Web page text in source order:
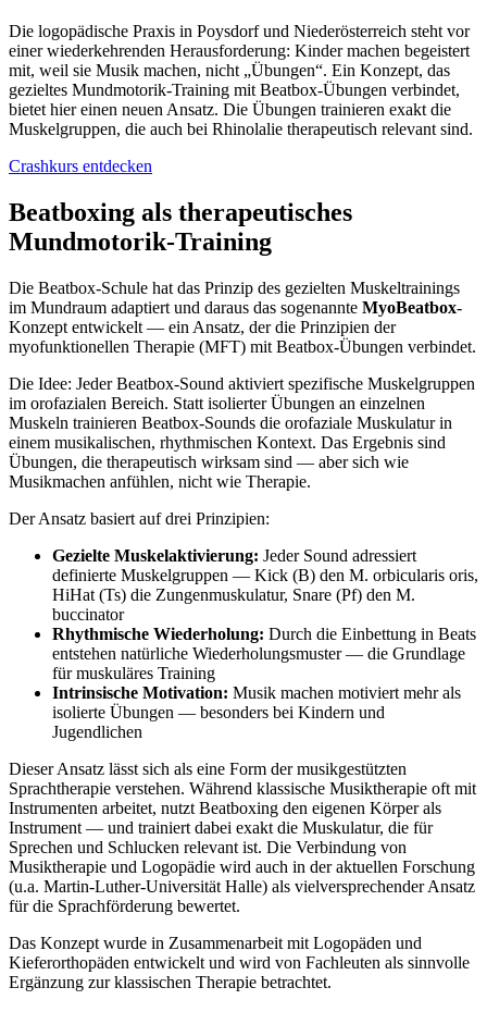
Die logopädische Praxis in Poysdorf und Niederösterreich steht vor
einer wiederkehrenden Herausforderung: Kinder machen begeistert
mit, weil sie Musik machen, nicht „Übungen“. Ein Konzept, das
gezieltes Mundmotorik-Training mit Beatbox-Übungen verbindet,
bietet hier einen neuen Ansatz. Die Übungen trainieren exakt die
Muskelgruppen, die auch bei Rhinolalie therapeutisch relevant sind.
Crashkurs entdecken
Beatboxing als therapeutisches
Mundmotorik-Training
Die Beatbox-Schule hat das Prinzip des gezielten Muskeltrainings
im Mundraum adaptiert und daraus das sogenannte MyoBeatbox-
Konzept entwickelt — ein Ansatz, der die Prinzipien der
myofunktionellen Therapie (MFT) mit Beatbox-Übungen verbindet.
Die Idee: Jeder Beatbox-Sound aktiviert spezifische Muskelgruppen
im orofazialen Bereich. Statt isolierter Übungen an einzelnen
Muskeln trainieren Beatbox-Sounds die orofaziale Muskulatur in
einem musikalischen, rhythmischen Kontext. Das Ergebnis sind
Übungen, die therapeutisch wirksam sind — aber sich wie
Musikmachen anfühlen, nicht wie Therapie.
Der Ansatz basiert auf drei Prinzipien:
Gezielte Muskelaktivierung: Jeder Sound adressiert
definierte Muskelgruppen — Kick (B) den M. orbicularis oris,
HiHat (Ts) die Zungenmuskulatur, Snare (Pf) den M.
buccinator
Rhythmische Wiederholung: Durch die Einbettung in Beats
entstehen natürliche Wiederholungsmuster — die Grundlage
für muskuläres Training
Intrinsische Motivation: Musik machen motiviert mehr als
isolierte Übungen — besonders bei Kindern und
Jugendlichen
Dieser Ansatz lässt sich als eine Form der musikgestützten
Sprachtherapie verstehen. Während klassische Musiktherapie oft mit
Instrumenten arbeitet, nutzt Beatboxing den eigenen Körper als
Instrument — und trainiert dabei exakt die Muskulatur, die für
Sprechen und Schlucken relevant ist. Die Verbindung von
Musiktherapie und Logopädie wird auch in der aktuellen Forschung
(u.a. Martin-Luther-Universität Halle) als vielversprechender Ansatz
für die Sprachförderung bewertet.
Das Konzept wurde in Zusammenarbeit mit Logopäden und
Kieferorthopäden entwickelt und wird von Fachleuten als sinnvolle
Ergänzung zur klassischen Therapie betrachtet.